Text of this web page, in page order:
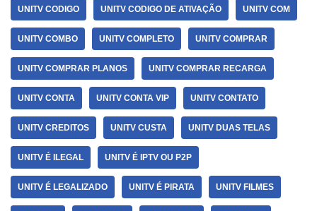
UNITV CODIGO UNITV CODIGO DE ATIVAÇÃO UNITV COM
UNITV COMBO UNITV COMPLETO UNITV COMPRAR
UNITV COMPRAR PLANOS UNITV COMPRAR RECARGA
UNITV CONTA UNITV CONTA VIP UNITV CONTATO
UNITV CREDITOS UNITV CUSTA UNITV DUAS TELAS
UNITV É ILEGAL UNITV É IPTV OU P2P
UNITV É LEGALIZADO UNITV É PIRATA UNITV FILMES